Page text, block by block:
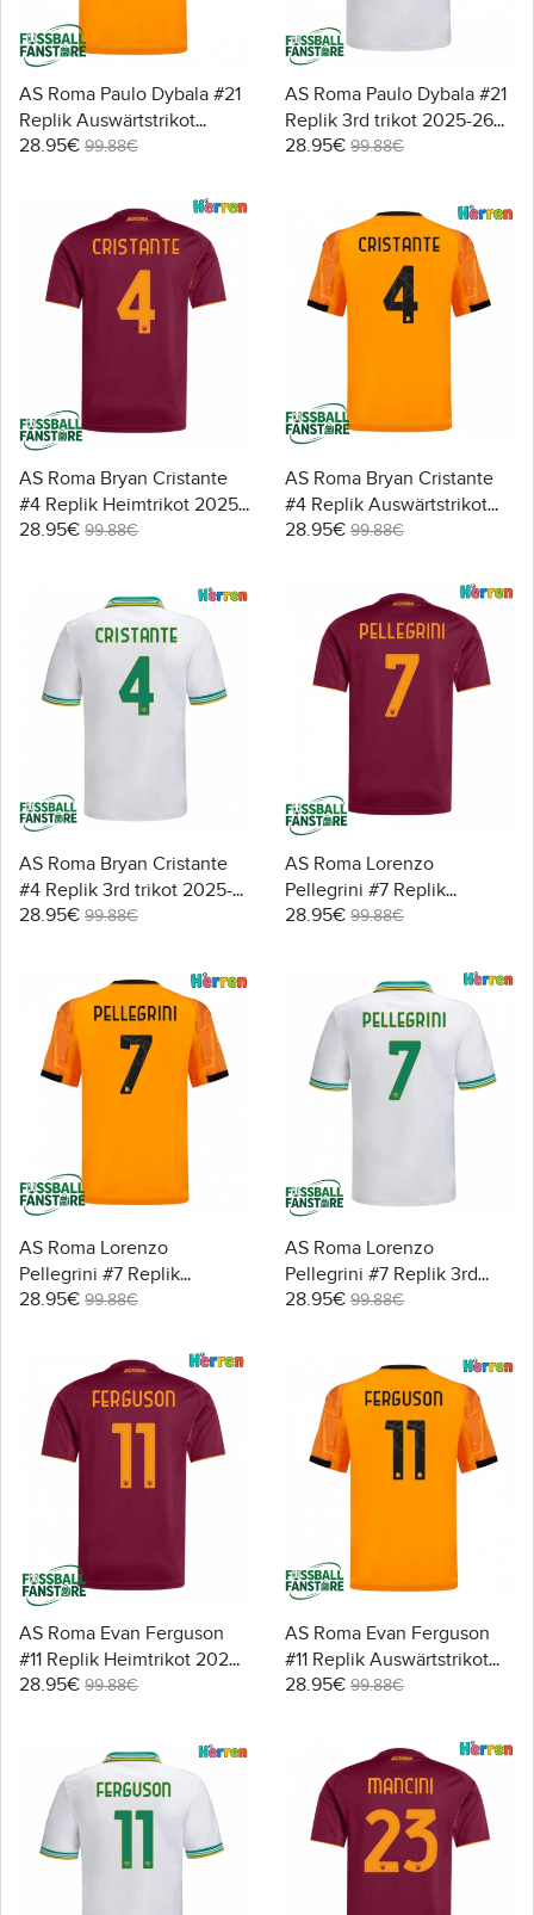
AS Roma Paulo Dybala #21
Replik Auswärtstrikot
2025-26 Kurzarm
28.95€ 99.88€
AS Roma Paulo Dybala #21
Replik 3rd trikot 2025-26
Kurzarm
28.95€ 99.88€
AS Roma Bryan Cristante
#4 Replik Heimtrikot 2025-
26 Kurzarm
28.95€ 99.88€
AS Roma Bryan Cristante
#4 Replik Auswärtstrikot
2025-26 Kurzarm
28.95€ 99.88€
AS Roma Bryan Cristante
#4 Replik 3rd trikot 2025-
26 Kurzarm
28.95€ 99.88€
AS Roma Lorenzo
Pellegrini #7 Replik
Heimtrikot 2025-26
28.95€ 99.88€
AS Roma Lorenzo
Pellegrini #7 Replik
Auswärtstrikot 2025-26
28.95€ 99.88€
AS Roma Lorenzo
Pellegrini #7 Replik 3rd
trikot 2025-26 Kurzarm
28.95€ 99.88€
AS Roma Evan Ferguson
#11 Replik Heimtrikot 2025-
26 Kurzarm
28.95€ 99.88€
AS Roma Evan Ferguson
#11 Replik Auswärtstrikot
2025-26 Kurzarm
28.95€ 99.88€